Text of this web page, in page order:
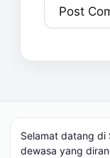
Selamat datang di
dewasa yang